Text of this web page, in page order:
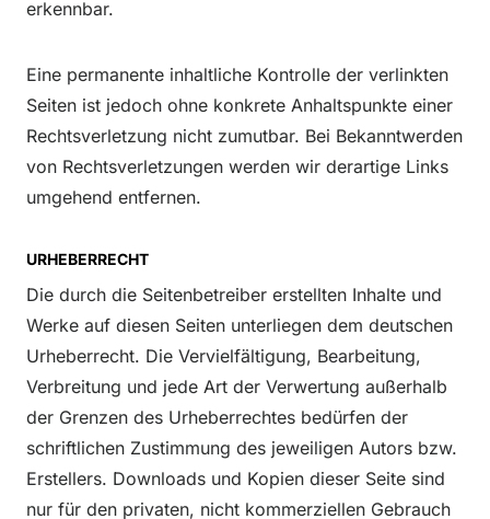
erkennbar.
Eine permanente inhaltliche Kontrolle der verlinkten
Seiten ist jedoch ohne konkrete Anhaltspunkte einer
Rechtsverletzung nicht zumutbar. Bei Bekanntwerden
von Rechtsverletzungen werden wir derartige Links
umgehend entfernen.
URHEBERRECHT
Die durch die Seitenbetreiber erstellten Inhalte und
Werke auf diesen Seiten unterliegen dem deutschen
Urheberrecht. Die Vervielfältigung, Bearbeitung,
Verbreitung und jede Art der Verwertung außerhalb
der Grenzen des Urheberrechtes bedürfen der
schriftlichen Zustimmung des jeweiligen Autors bzw.
Erstellers. Downloads und Kopien dieser Seite sind
nur für den privaten, nicht kommerziellen Gebrauch